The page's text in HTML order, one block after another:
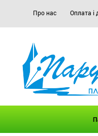
Про нас Оплата і